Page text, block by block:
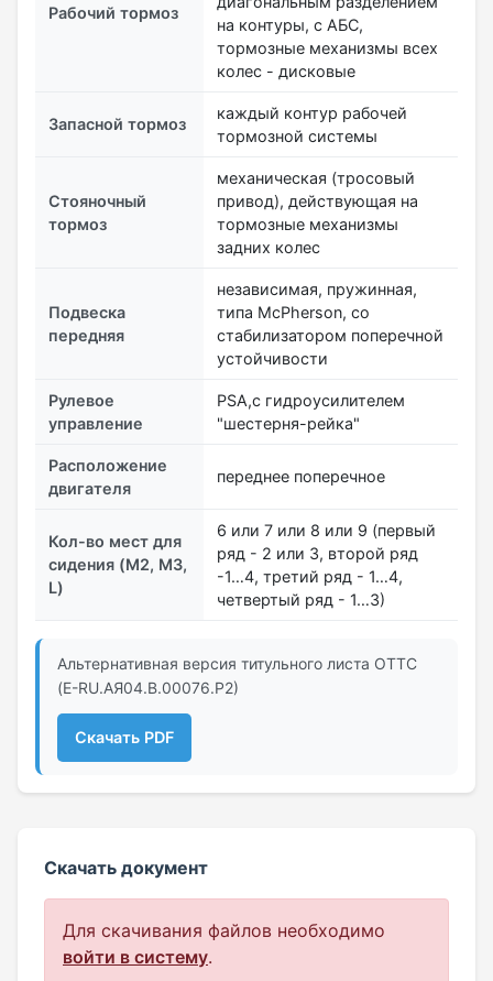
Рабочий тормоз
на контуры, с АБС,
тормозные механизмы всех
колес - дисковые
Запасной тормоз
каждый контур рабочей
тормозной системы
Стояночный
тормоз
механическая (тросовый
привод), действующая на
тормозные механизмы
задних колес
Подвеска
передняя
независимая, пружинная,
типа McPherson, со
стабилизатором поперечной
устойчивости
Рулевое
управление
PSA,с гидроусилителем
"шестерня-рейка"
Расположение
двигателя
переднее поперечное
Кол-во мест для
сидения (M2, M3,
L)
6 или 7 или 8 или 9 (первый
ряд - 2 или 3, второй ряд
-1…4, третий ряд - 1…4,
четвертый ряд - 1…3)
Альтернативная версия титульного листа ОТТС
(Е-RU.АЯ04.В.00076.Р2)
Скачать PDF
Скачать документ
Для скачивания файлов необходимо
войти в систему.